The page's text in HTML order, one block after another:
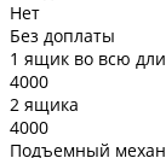
Нет
Без доплаты
1 ящик во всю
4000
2 ящика
4000
Подъемный